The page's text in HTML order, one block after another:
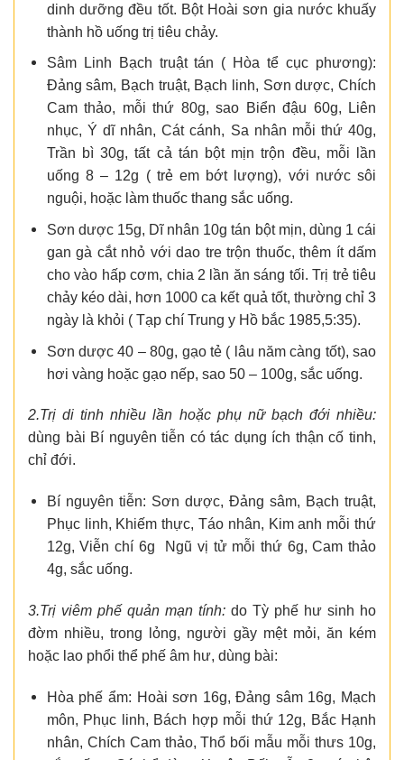
dinh dưỡng đều tốt. Bột Hoài sơn gia nước khuấy
thành hồ uống trị tiêu chảy.
Sâm Linh Bạch truật tán ( Hòa tể cục phương):
Đảng sâm, Bạch truật, Bạch linh, Sơn dược, Chích
Cam thảo, mỗi thứ 80g, sao Biển đậu 60g, Liên
nhục, Ý dĩ nhân, Cát cánh, Sa nhân mỗi thứ 40g,
Trần bì 30g, tất cả tán bột mịn trộn đều, mỗi lần
uống 8 – 12g ( trẻ em bớt lượng), với nước sôi
nguội, hoặc làm thuốc thang sắc uống.
Sơn dược 15g, Dĩ nhân 10g tán bột mịn, dùng 1 cái
gan gà cắt nhỏ với dao tre trộn thuốc, thêm ít dấm
cho vào hấp cơm, chia 2 lần ăn sáng tối. Trị trẻ tiêu
chảy kéo dài, hơn 1000 ca kết quả tốt, thường chỉ 3
ngày là khỏi ( Tạp chí Trung y Hồ bắc 1985,5:35).
Sơn dược 40 – 80g, gạo tẻ ( lâu năm càng tốt), sao
hơi vàng hoặc gạo nếp, sao 50 – 100g, sắc uống.
2.Trị di tinh nhiều lần hoặc phụ nữ bạch đới nhiều:
dùng bài Bí nguyên tiễn có tác dụng ích thận cố tinh,
chỉ đới.
Bí nguyên tiễn: Sơn dược, Đảng sâm, Bạch truật,
Phục linh, Khiếm thực, Táo nhân, Kim anh mỗi thứ
12g, Viễn chí 6g Ngũ vị tử mỗi thứ 6g, Cam thảo
4g, sắc uống.
3.Trị viêm phế quản mạn tính: do Tỳ phế hư sinh ho
đờm nhiều, trong lỏng, người gầy mệt mỏi, ăn kém
hoặc lao phổi thể phế âm hư, dùng bài:
Hòa phế ẩm: Hoài sơn 16g, Đảng sâm 16g, Mạch
môn, Phục linh, Bách hợp mỗi thứ 12g, Bắc Hạnh
nhân, Chích Cam thảo, Thổ bối mẫu mỗi thưs 10g,